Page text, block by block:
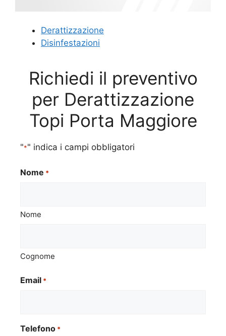
Derattizzazione
Disinfestazioni
Richiedi il preventivo
per Derattizzazione
Topi Porta Maggiore
"*" indica i campi obbligatori
Nome *
Nome
Cognome
Email *
Telefono *